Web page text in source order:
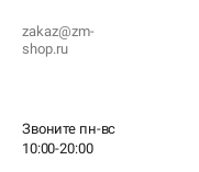
zakaz@zm-
shop.ru
Звоните пн-вс
10:00-20:00